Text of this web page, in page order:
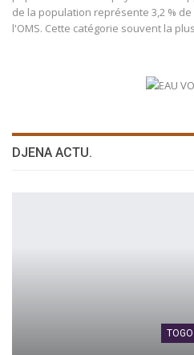
de la population représente 3,2 %
l'OMS. Cette catégorie souvent la
DJENA ACTU.
TOGO